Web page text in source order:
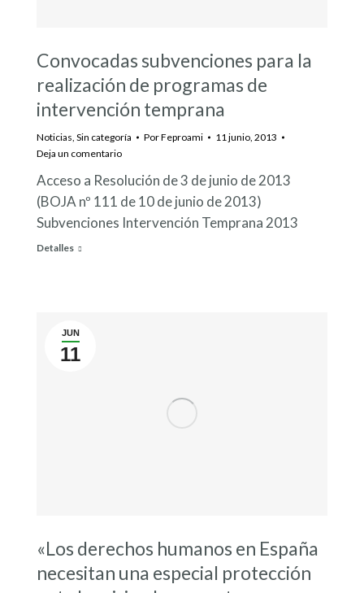
Convocadas subvenciones para la
realización de programas de
intervención temprana
Noticias Sin categoría PorFeproami
11 junio, 2013
Deja un comentario
Acceso a Resolución de 3 de junio de 2013
(BOJA nº 111 de 10 de junio de 2013)
Subvenciones Intervención Temprana 2013
Detalles
JUN
11
«Los derechos humanos en España
necesitan una especial protección